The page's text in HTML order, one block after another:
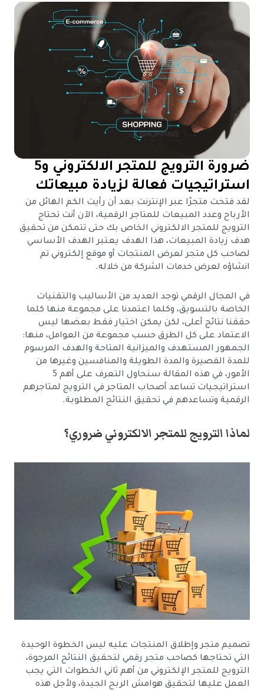
ضرورة الترويج للمتجر الالكتروني و5
استراتيجيات فعالة لزيادة مبيعاتك
لقد فتحت متجرًا عبر الإنترنت بعد أن رأيت الكم الهائل من
الأرباح وعدد المبيعات للمتاجر الرقمية، الآن أنت تحتاج
الترويج للمتجر الالكتروني الخاص بك حتى تتمكن من تحقيق
هدف زيادة المبيعات، هذا الهدف يعتبر الهدف الأساسي
لصاحب كل متجر لعرض المنتجات أو موقع إلكتروني تم
انشاؤه لعرض خدمات الشركة من خلاله.
في المجال الرقمي توجد العديد من الأساليب والتقنيات
الخاصة بالتسويق، وكلما اعتمدنا على مجموعة منها كلما
حققنا نتائج أعلى، لكن يمكن اختيار فقط بعضها ليس
الاعتماد على كل الطرق حسب مجموعة من العوامل، منها:
الجمهور المستهدف والميزانية المتاحة والهدف المرسوم
للمدة القصيرة والمدة الطويلة والمنافسين وغيرها من
الأمور، في هذه المقالة سنحاول التعرف على أهم 5
استراتيجيات تساعد أصحاب المتاجر في الترويج لمتاجرهم
الرقمية وتساعدهم في تحقيق النتائج المطلوبة.
لماذا الترويج للمتجر الالكتروني ضروري؟
تصميم متجر وإطلاق المنتجات عليه ليس الخطوة الوحيدة
التي تحتاجها كصاحب متجر رقمي لتحقيق النتائج المرجوة،
الترويج للمتجر الإلكتروني من أهم ثاني الخطوات التي يجب
العمل عليها لتحقيق هوامش الربح الجيدة، ولأجل هذه